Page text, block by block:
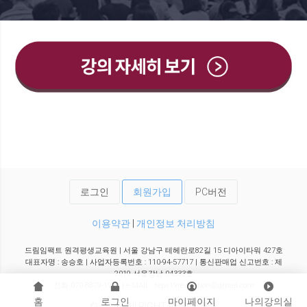
홈 로그인 마이페이지 나의강의실
로그인 회원가입 PC버전
이용약관 개인정보 처리방침
드림임팩트 원격평생교육원 | 서울 강남구 테헤란로82길 15 디아이타워 427호
대표자명 : 송승호 | 사업자등록번호 : 110-94-57717 | 통신판매업 신고번호 : 제
2019-서울강남-04333호
전화 070-8879-1919 | e-MAIL : teps19revolution@gmail.com